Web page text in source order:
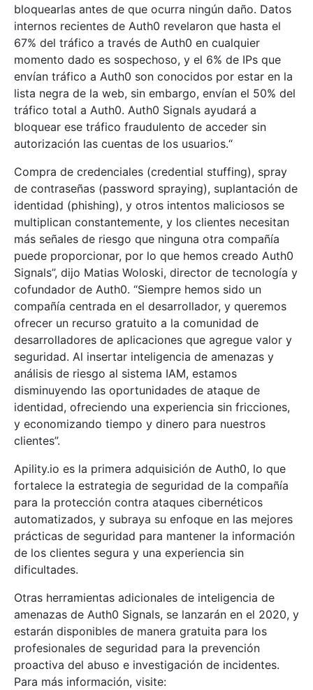
bloquearlas antes de que ocurra ningún daño. Datos
internos recientes de Auth0 revelaron que hasta el
67% del tráfico a través de Auth0 en cualquier
momento dado es sospechoso, y el 6% de IPs que
envían tráfico a Auth0 son conocidos por estar en la
lista negra de la web, sin embargo, envían el 50% del
tráfico total a Auth0. Auth0 Signals ayudará a
bloquear ese tráfico fraudulento de acceder sin
autorización las cuentas de los usuarios.“
Compra de credenciales (credential stuffing), spray
de contraseñas (password spraying), suplantación de
identidad (phishing), y otros intentos maliciosos se
multiplican constantemente, y los clientes necesitan
más señales de riesgo que ninguna otra compañía
puede proporcionar, por lo que hemos creado Auth0
Signals”, dijo Matias Woloski, director de tecnología y
cofundador de Auth0. “Siempre hemos sido un
compañía centrada en el desarrollador, y queremos
ofrecer un recurso gratuito a la comunidad de
desarrolladores de aplicaciones que agregue valor y
seguridad. Al insertar inteligencia de amenazas y
análisis de riesgo al sistema IAM, estamos
disminuyendo las oportunidades de ataque de
identidad, ofreciendo una experiencia sin fricciones,
y economizando tiempo y dinero para nuestros
clientes”.
Apility.io es la primera adquisición de Auth0, lo que
fortalece la estrategia de seguridad de la compañía
para la protección contra ataques cibernéticos
automatizados, y subraya su enfoque en las mejores
prácticas de seguridad para mantener la información
de los clientes segura y una experiencia sin
dificultades.
Otras herramientas adicionales de inteligencia de
amenazas de Auth0 Signals, se lanzarán en el 2020, y
estarán disponibles de manera gratuita para los
profesionales de seguridad para la prevención
proactiva del abuso e investigación de incidentes.
Para más información, visite: